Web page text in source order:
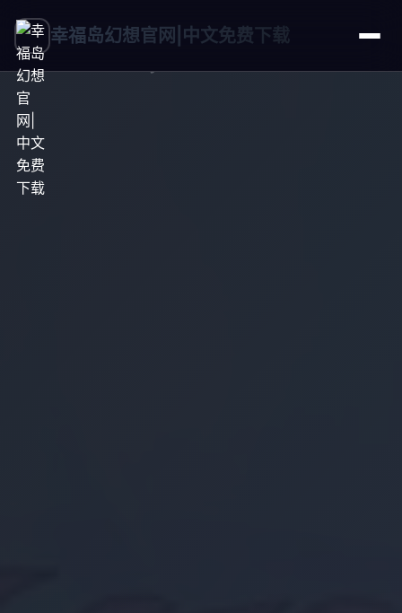
幸福岛幻想官网|中文免费下载